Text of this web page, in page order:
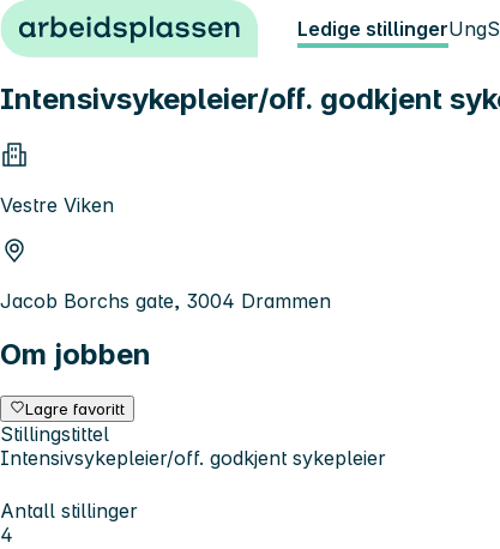
Hopp til innhold Ledige stillingerUng
Intensivsykepleier/off. godkjent
Vestre Viken
Jacob Borchs gate, 3004 Drammen
Om jobben
Lagre favoritt
Stillingstittel
Intensivsykepleier/off. godkjent sykepleier
Antall stillinger
4